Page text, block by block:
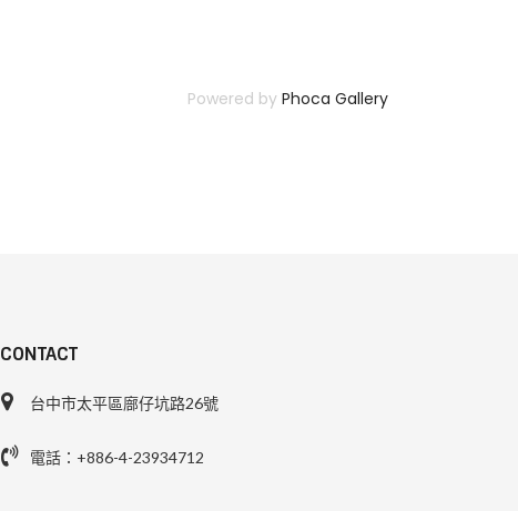
Powered by Phoca Gallery
CONTACT
台中市太平區廍仔坑路26號
電話：+886-4-23934712